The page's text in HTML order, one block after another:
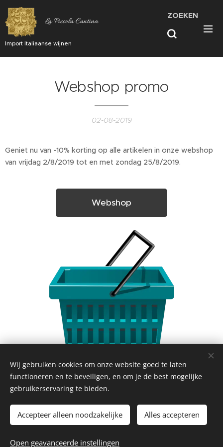
La Piccola Cantina
Import Italiaanse wijnen
ZOEKEN
Webshop promo
02-08-2019
Geniet nu van -10% korting op alle artikelen in onze webshop
van vrijdag 2/8/2019 tot en met zondag 25/8/2019.
Webshop
Share
© 2026 La Piccola Cantina
Wij gebruiken cookies om onze website goed te laten
functioneren en te beveiligen, en om je de best mogelijke
gebruikerservaring te bieden.
Accepteer alleen noodzakelijke Alles accepteren
Open geavanceerde instellingen